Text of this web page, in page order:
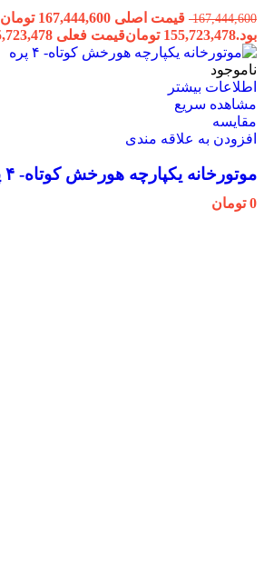
167,444,600
قیمت اصلی 167,444,600 تومان
بود.155,723,478 تومانقیمت فعلی 155,723,478 تومان است.
ناموجود
اطلاعات بیشتر
مشاهده سریع
مقایسه
افزودن به علاقه مندی
موتورخانه یکپارچه هورخش کوتاه- ۴ پره
0 تومان